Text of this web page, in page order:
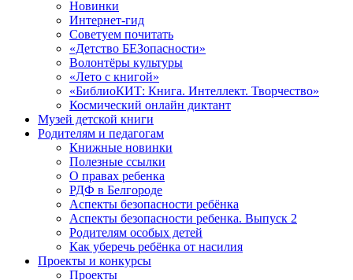
Новинки
Интернет-гид
Советуем почитать
«Детство БЕЗопасности»
Волонтёры культуры
«Лето с книгой»
«БиблиоКИТ: Книга. Интеллект. Творчество»
Космический онлайн диктант
Музей детской книги
Родителям и педагогам
Книжные новинки
Полезные ссылки
О правах ребенка
РДФ в Белгороде
Аспекты безопасности ребёнка
Аспекты безопасности ребенка. Выпуск 2
Родителям особых детей
Как уберечь ребёнка от насилия
Проекты и конкурсы
Проекты